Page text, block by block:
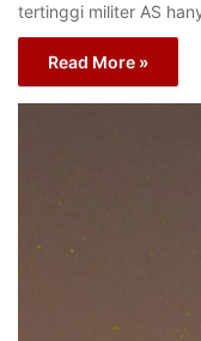
tertinggi militer AS
Read More »